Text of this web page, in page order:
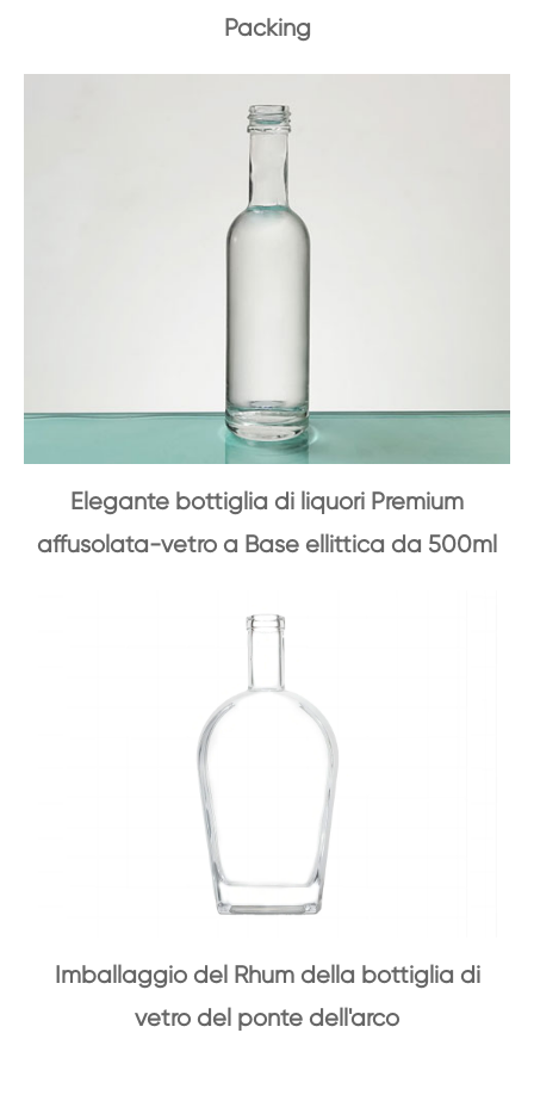
Packing
Elegante bottiglia di liquori Premium
affusolata-vetro a Base ellittica da 500ml
Imballaggio del Rhum della bottiglia di
vetro del ponte dell'arco